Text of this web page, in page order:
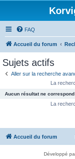
FAQ
Accueil du forum
Sujets actifs
Aller sur la recherche
La
Aucun résultat ne
La
Accueil du forum
Développé